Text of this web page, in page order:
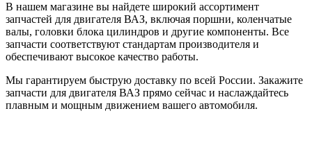
В нашем магазине вы найдете широкий ассортимент
запчастей для двигателя ВАЗ, включая поршни, коленчатые
валы, головки блока цилиндров и другие компоненты. Все
запчасти соответствуют стандартам производителя и
обеспечивают высокое качество работы.
Мы гарантируем быструю доставку по всей России. Закажите
запчасти для двигателя ВАЗ прямо сейчас и наслаждайтесь
плавным и мощным движением вашего автомобиля.